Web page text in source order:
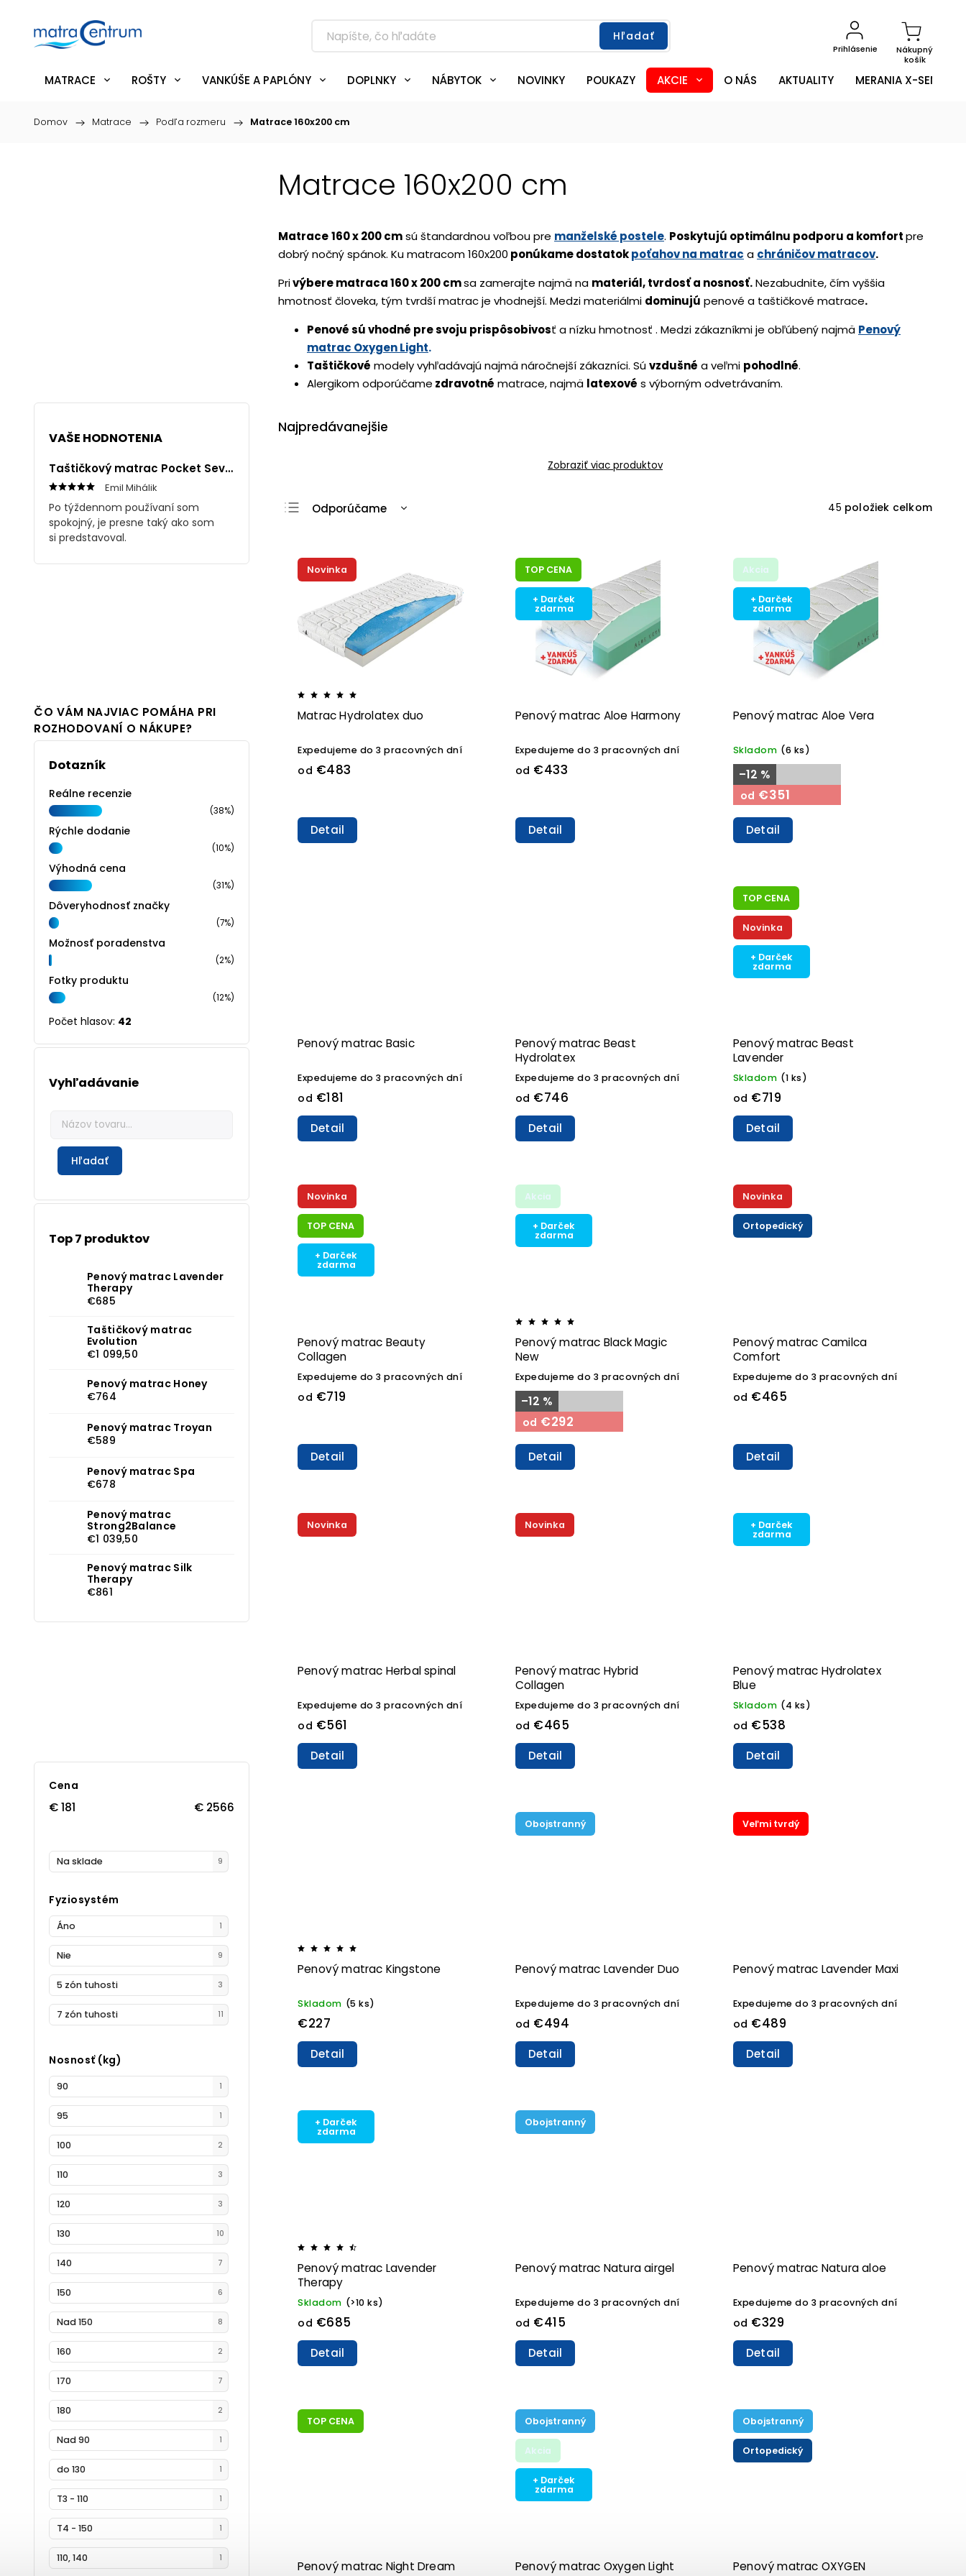
Hľadať
Nákupný
košík
Prihlásenie
MATRACE ROŠTY VANKÚŠE A PAPLÓNY DOPLNKY NÁBYTOK NOVINKY POUKAZY AKCIE O NÁS AKTUALITY MERANIA X-SENSOR
Domov / Matrace / Podľa rozmeru / Matrace 160x200 cm
VAŠE HODNOTENIA
Taštičkový matrac Pocket Seven 1+1
Emil Mihálik
Po týždennom používaní som
spokojný, je presne taký ako som
si predstavoval.
ČO VÁM NAJVIAC POMÁHA PRI
ROZHODOVANÍ O NÁKUPE?
Dotazník
Reálne recenzie
(38%)
Rýchle dodanie
(10%)
Výhodná cena
(31%)
Dôveryhodnosť značky
(7%)
Možnosť poradenstva
(2%)
Fotky produktu
(12%)
Počet hlasov: 42
Vyhľadávanie
Hľadať
Top 7 produktov
Penový matrac Lavender
Therapy
€685
Taštičkový matrac
Evolution
€1 099,50
Penový matrac Honey
€764
Penový matrac Troyan
€589
Penový matrac Spa
€678
Penový matrac
Strong2Balance
€1 039,50
Penový matrac Silk
Therapy
€861
Cena
€181 € 2566
Na sklade 9
Fyziosystém
Áno 1
Nie 9
5 zón tuhosti 3
7 zón tuhosti 11
Nosnosť (kg)
90 1
95 1
100 2
110 3
120 3
130 10
140 7
150 6
Nad 150 8
160 2
170 7
180 2
Nad 90 1
do 130 1
T3 - 110 1
T4 - 150 1
110, 140 1
Matrace 160x200 cm
Matrace160 x 200 cmsú štandardnou voľbou pre manželské postele. Poskytujú optimálnu podporu a komfortpre
dobrý nočný spánok. Ku matracom 160x200 ponúkame dostatokpoťahov na matrac a chráničov matracov.
Privýbere matraca 160 x 200 cmsa zamerajte najmä na materiál, tvrdosť a nosnosť.Nezabudnite, čím vyššia
hmotnosť človeka, tým tvrdší matrac je vhodnejší. Medzi materiálmi dominujú penové a taštičkové matrace.
Penové sú vhodné pre svoju prispôsobivosť a nízku hmotnosť . Medzi zákazníkmi je obľúbený najmä Penový
matrac Oxygen Light.
Taštičkové modely vyhľadávajú najmä náročnejší zákazníci. Súvzdušné a veľmi pohodlné.
Alergikom odporúčame zdravotné matrace, najmä latexové s výborným odvetrávaním.
Najpredávanejšie
Zobraziť viac produktov
Odporúčame
Najdrahšie
Najpredávanejšie
Abecedne
45 položiek celkom
Novinka
Matrac Hydrolatex duo
Expedujeme do 3 pracovných dní
od €483
Detail
TOP CENA
+ Darček
zdarma
Penový matrac Aloe Harmony
Expedujeme do 3 pracovných dní
od €433
Detail
Akcia
+ Darček
zdarma
Penový matrac Aloe Vera
Skladom (6 ks)
–12 %
od €351
Detail
Penový matrac Basic
Expedujeme do 3 pracovných dní
od €181
Detail
Penový matrac Beast
Hydrolatex
Expedujeme do 3 pracovných dní
od €746
Detail
TOP CENA
Novinka
+ Darček
zdarma
Penový matrac Beast
Lavender
Skladom (1 ks)
od €719
Detail
Novinka
TOP CENA
+ Darček
zdarma
Penový matrac Beauty
Collagen
Expedujeme do 3 pracovných dní
od €719
Detail
Akcia
+ Darček
zdarma
Penový matrac Black Magic
New
Expedujeme do 3 pracovných dní
–12 %
od €292
Detail
Novinka
Ortopedický
Penový matrac Camilca
Comfort
Expedujeme do 3 pracovných dní
od €465
Detail
Novinka
Penový matrac Herbal spinal
Expedujeme do 3 pracovných dní
od €561
Detail
Novinka
Penový matrac Hybrid
Collagen
Expedujeme do 3 pracovných dní
od €465
Detail
+ Darček
zdarma
Penový matrac Hydrolatex
Blue
Skladom (4 ks)
od €538
Detail
Penový matrac Kingstone
Skladom (5 ks)
€227
Detail
Obojstranný
Penový matrac Lavender Duo
Expedujeme do 3 pracovných dní
od €494
Detail
Veľmi tvrdý
Penový matrac Lavender Maxi
Expedujeme do 3 pracovných dní
od €489
Detail
+ Darček
zdarma
Penový matrac Lavender
Therapy
Skladom (>10 ks)
od €685
Detail
Obojstranný
Penový matrac Natura airgel
Expedujeme do 3 pracovných dní
od €415
Detail
Penový matrac Natura aloe
Expedujeme do 3 pracovných dní
od €329
Detail
TOP CENA
Penový matrac Night Dream
Obojstranný
Akcia
+ Darček
zdarma
Penový matrac Oxygen Light
Obojstranný
Ortopedický
Penový matrac OXYGEN